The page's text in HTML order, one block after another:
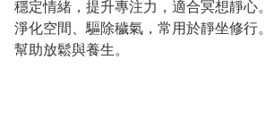
穩定情緒，提升專注力，適合冥想靜心。
淨化空間、驅除穢氣，常用於靜坐修行。
幫助放鬆與養生。